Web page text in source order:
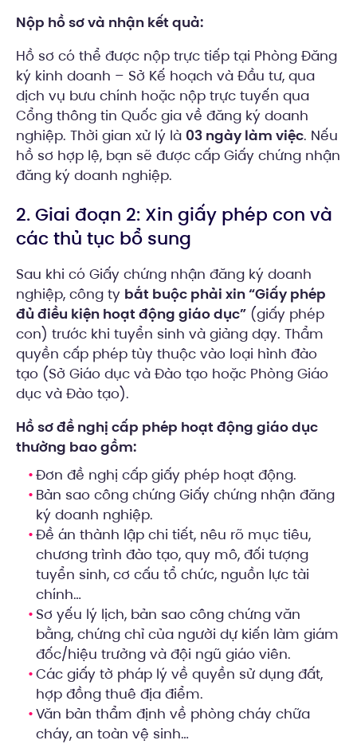
Nộp hồ sơ và nhận kết quả:
Hồ sơ có thể được nộp trực tiếp tại Phòng Đăng
ký kinh doanh – Sở Kế hoạch và Đầu tư, qua
dịch vụ bưu chính hoặc nộp trực tuyến qua
Cổng thông tin Quốc gia về đăng ký doanh
nghiệp. Thời gian xử lý là 03 ngày làm việc. Nếu
hồ sơ hợp lệ, bạn sẽ được cấp Giấy chứng nhận
đăng ký doanh nghiệp.
2. Giai đoạn 2: Xin giấy phép con và
các thủ tục bổ sung
Sau khi có Giấy chứng nhận đăng ký doanh
nghiệp, công ty bắt buộc phải xin “Giấy phép
đủ điều kiện hoạt động giáo dục” (giấy phép
con) trước khi tuyển sinh và giảng dạy. Thẩm
quyền cấp phép tùy thuộc vào loại hình đào
tạo (Sở Giáo dục và Đào tạo hoặc Phòng Giáo
dục và Đào tạo).
Hồ sơ đề nghị cấp phép hoạt động giáo dục
thường bao gồm:
Đơn đề nghị cấp giấy phép hoạt động.
Bản sao công chứng Giấy chứng nhận đăng
ký doanh nghiệp.
Đề án thành lập chi tiết, nêu rõ mục tiêu,
chương trình đào tạo, quy mô, đối tượng
tuyển sinh, cơ cấu tổ chức, nguồn lực tài
chính…
Sơ yếu lý lịch, bản sao công chứng văn
bằng, chứng chỉ của người dự kiến làm giám
đốc/hiệu trưởng và đội ngũ giáo viên.
Các giấy tờ pháp lý về quyền sử dụng đất,
hợp đồng thuê địa điểm.
Văn bản thẩm định về phòng cháy chữa
cháy, an toàn vệ sinh…